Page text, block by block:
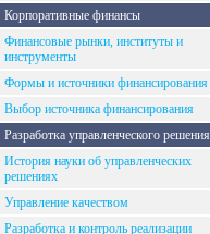
Корпоративные финансы
Финансовые рынки, институты и
инструменты
Формы и источники финансирования
Выбор источника финансирования
Разработка управленческого решения
История науки об управленческих
решениях
Управление качеством
Разработка и контроль реализации